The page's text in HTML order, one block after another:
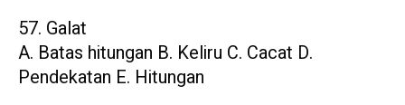
57. Galat
A. Batas hitungan B. Keliru C. Cacat D.
Pendekatan E. Hitungan